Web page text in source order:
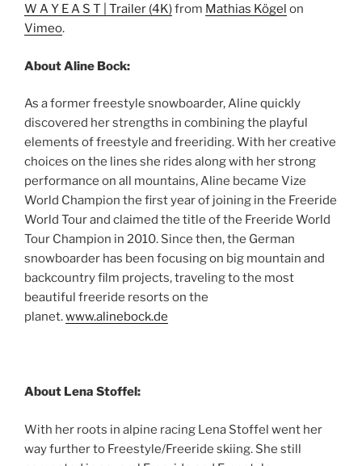
W A Y E A S T | Trailer (4K)from Mathias Kögel on
Vimeo.
About Aline Bock:
As a former freestyle snowboarder, Aline quickly
discovered her strengths in combining the playful
elements of freestyle and freeriding. With her creative
choices on the lines she rides along with her strong
performance on all mountains, Aline became Vize
World Champion the first year of joining in the Freeride
World Tour and claimed the title of the Freeride World
Tour Champion in 2010. Since then, the German
snowboarder has been focusing on big mountain and
backcountry film projects, traveling to the most
beautiful freeride resorts on the
planet.www.alinebock.de
About Lena Stoffel:
With her roots in alpine racing Lena Stoffel went her
way further to Freestyle/Freeride skiing. She still